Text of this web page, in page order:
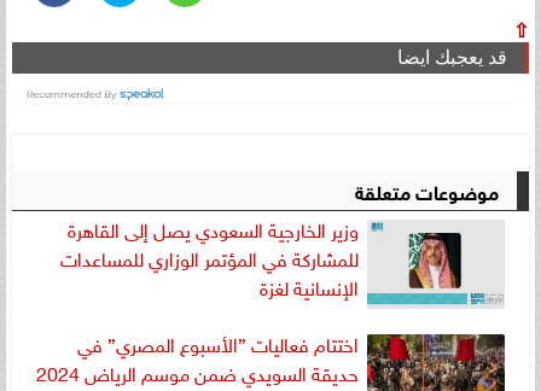
⇧
قد يعجبك ايضا
موضوعات متعلقة
وزير الخارجية السعودي يصل إلى القاهرة
للمشاركة في المؤتمر الوزاري للمساعدات
الإنسانية لغزة
اختتام فعاليات ”الأسبوع المصري” في
حديقة السويدي ضمن موسم الرياض 2024